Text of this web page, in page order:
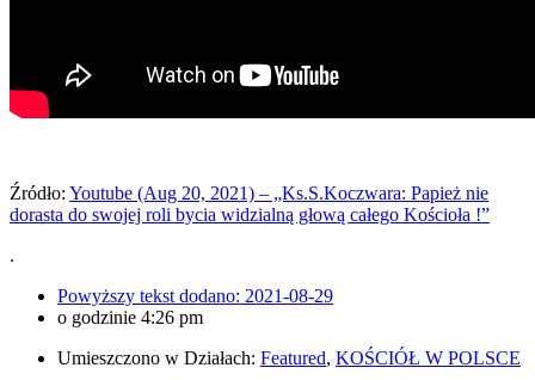
Źródło: Youtube (Aug 20, 2021) – „Ks.S.Koczwara: Papież nie
dorasta do swojej roli bycia widzialną głową całego Kościoła !”
.
Powyższy tekst dodano: 2021-08-29
o godzinie 4:26 pm
Umieszczono w Działach: Featured, KOŚCIÓŁ W POLSCE